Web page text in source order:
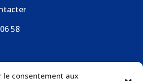
le consentement aux
58